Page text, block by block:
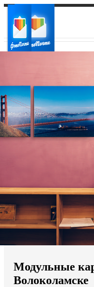
Ваш город:
Ваш регион доставки
Выберите из списка:
Мы доставляем по всему
Продолжить без города
Модульные
Волоколамске